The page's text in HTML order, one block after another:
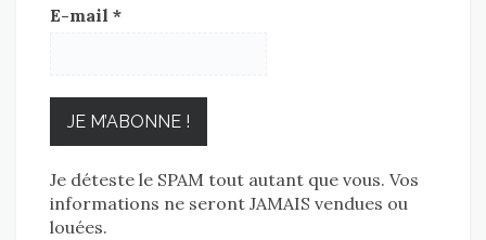
E-mail *
Je déteste le SPAM tout autant que vous. Vos
informations ne seront JAMAIS vendues ou
louées.